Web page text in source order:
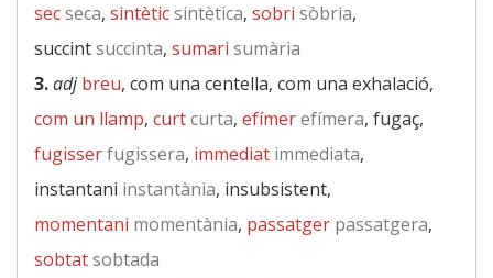
secseca, sintèticsintètica, sobri sòbria,
succintsuccinta, sumari sumària
3.adj breu, com una centella, com una exhalació,
com un llamp, curtcurta, efímerefímera, fugaç,
fugisserfugissera, immediat immediata,
instantani instantània, insubsistent,
momentani momentània, passatger passatgera,
sobtatsobtada